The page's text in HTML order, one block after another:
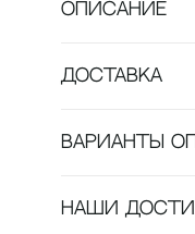
Описание
Доставка
Варианты
Наши